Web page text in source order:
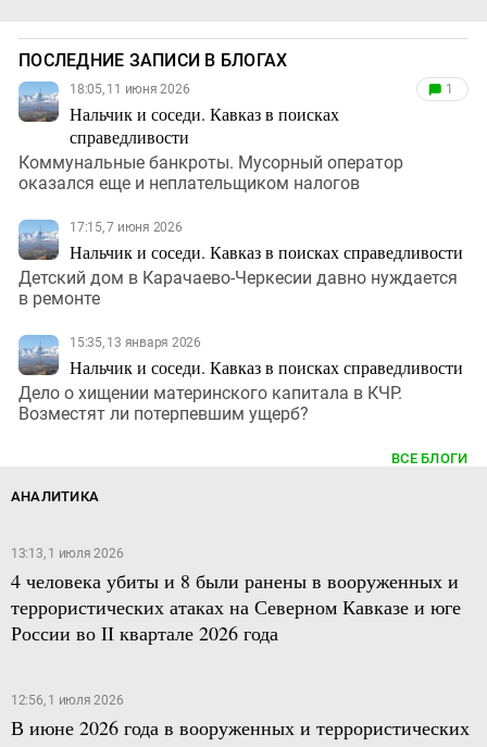
ПОСЛЕДНИЕ ЗАПИСИ В БЛОГАХ
18:05, 11 июня 2026
Нальчик и соседи. Кавказ в поисках
справедливости
1
Коммунальные банкроты. Мусорный оператор
оказался еще и неплательщиком налогов
17:15, 7 июня 2026
Нальчик и соседи. Кавказ в поисках справедливости
Детский дом в Карачаево-Черкесии давно нуждается
в ремонте
15:35, 13 января 2026
Нальчик и соседи. Кавказ в поисках справедливости
Дело о хищении материнского капитала в КЧР.
Возместят ли потерпевшим ущерб?
ВСЕ БЛОГИ
АНАЛИТИКА
13:13, 1 июля 2026
4 человека убиты и 8 были ранены в вооруженных и
террористических атаках на Северном Кавказе и юге
России во II квартале 2026 года
12:56, 1 июля 2026
В июне 2026 года в вооруженных и террористических